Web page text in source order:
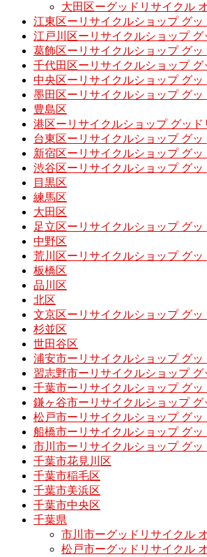
大田区ーグッドリサイクル
江東区ーリサイクルショップ グ
江戸川区ーリサイクルショップ
葛飾区ーリサイクルショップ グ
千代田区ーリサイクルショップ
中央区ーリサイクルショップ グ
墨田区ーリサイクルショップ グ
豊島区
港区ーリサイクルショップ グッ
台東区ーリサイクルショップ グ
新宿区ーリサイクルショップ グ
渋谷区ーリサイクルショップ グ
目黒区
練馬区
大田区
足立区ーリサイクルショップ グ
中野区
荒川区ーリサイクルショップ グ
板橋区
品川区
北区
文京区ーリサイクルショップ グ
杉並区
世田谷区
浦安市ーリサイクルショップ グ
習志野市ーリサイクルショップ
千葉市ーリサイクルショップ グ
鎌ヶ谷市ーリサイクルショップ
松戸市ーリサイクルショップ グ
船橋市ーリサイクルショップ グ
市川市ーリサイクルショップ グ
千葉市花見川区
千葉市稲毛区
千葉市美浜区
千葉市中央区
千葉県
市川市ーグッドリサイクル
松戸市ーグッドリサイクル